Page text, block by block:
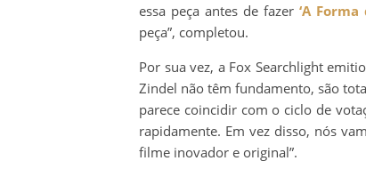
essa peça antes de fazer ‘A Forma
peça”, completou.
Por sua vez, a Fox Searchlight
Zindel não têm fundamento, são
parece coincidir com o ciclo de
rapidamente. Em vez disso, nós
filme inovador e original”.